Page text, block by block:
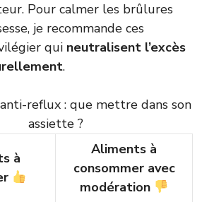
Pour calmer les brûlures
je recommande ces
qui neutralisent l’excès
.
reflux : que mettre dans son
assiette ?
à
Aliments à
consommer avec
modération